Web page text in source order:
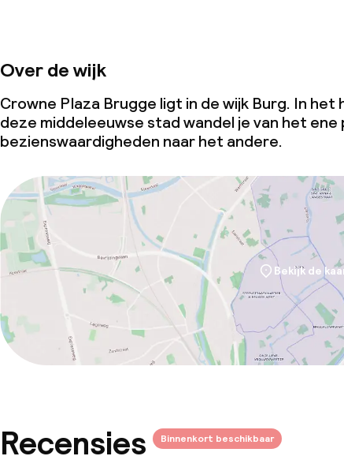
Over de wijk
Crowne Plaza Brugge ligt in de wijk Burg. In het
deze middeleeuwse stad wandel je van het ene
bezienswaardigheden naar het andere.
Bekijk de
Recensies Binnenkort beschikbaar